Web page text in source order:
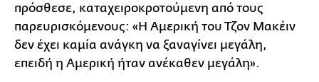
πρόσθεσε, καταχειροκροτούμενη από τους
παρευρισκόμενους: «Η Αμερική του Τζον Μακέιν
δεν έχει καμία ανάγκη να ξαναγίνει μεγάλη,
επειδή η Αμερική ήταν ανέκαθεν μεγάλη».